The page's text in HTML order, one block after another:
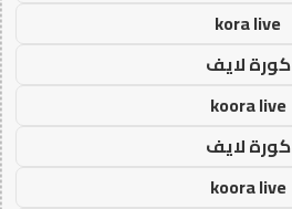
kora live
كورة لايف
koora live
كورة لايف
koora live